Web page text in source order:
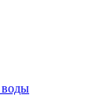
воды